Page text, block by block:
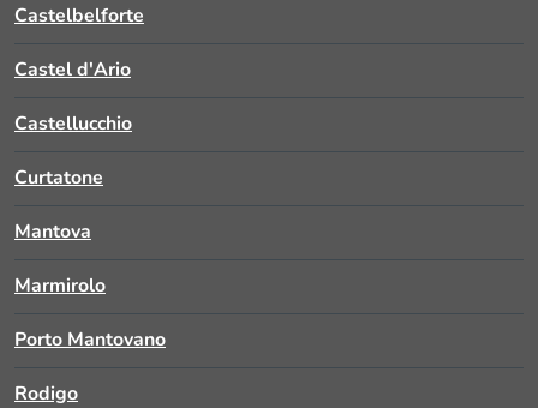
Castelbelforte
Castel d'Ario
Castellucchio
Curtatone
Mantova
Marmirolo
Porto Mantovano
Rodigo